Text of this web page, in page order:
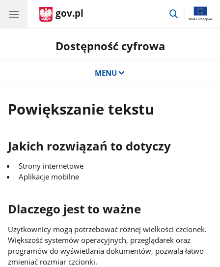
gov.pl
przejdź
Dostępność cyfrowa
MENU
Powiększanie tekstu
Jakich rozwiązań to dotyczy
Strony internetowe
Aplikacje mobilne
Dlaczego jest to ważne
Użytkownicy mogą potrzebować różnej wielkości czcionek.
Większość systemów operacyjnych, przeglądarek oraz
programów do wyświetlania dokumentów, pozwala łatwo
zmieniać rozmiar czcionki.